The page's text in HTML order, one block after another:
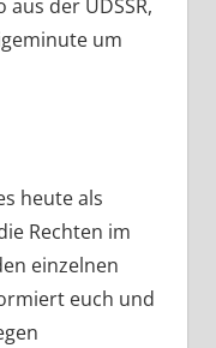
der UDSSR,
um
heute als
Rechten im
einzelnen
euch und